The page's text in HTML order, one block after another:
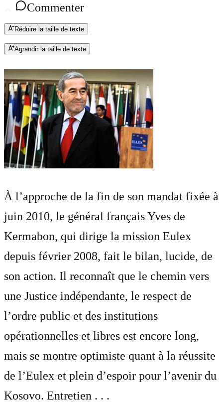
Commenter
Réduire la taille de texte
Agrandir la taille de texte
À l’approche de la fin de son mandat fixée à
juin 2010, le général français Yves de
Kermabon, qui dirige la mission Eulex
depuis février 2008, fait le bilan, lucide, de
son action. Il reconnaît que le chemin vers
une Justice indépendante, le respect de
l’ordre public et des institutions
opérationnelles et libres est encore long,
mais se montre optimiste quant à la réussite
de l’Eulex et plein d’espoir pour l’avenir du
Kosovo. Entretien . . .